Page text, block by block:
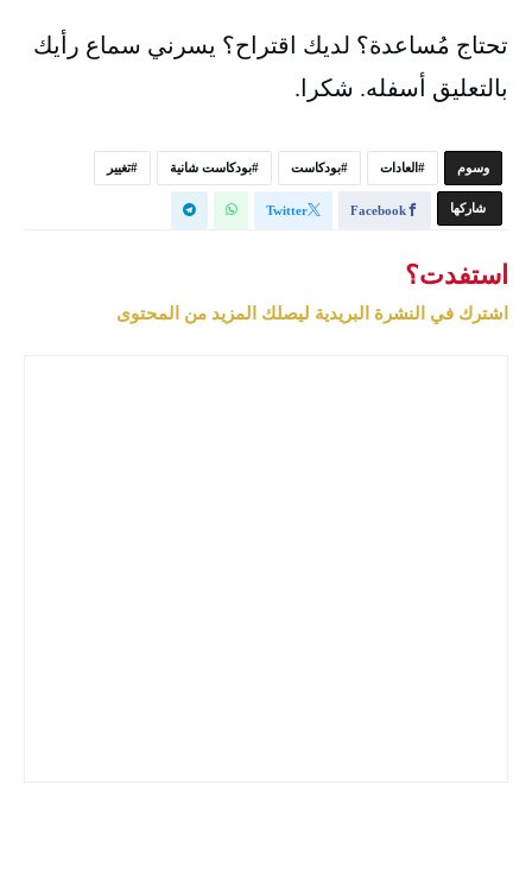
تحتاج مُساعدة؟ لديك اقتراح؟ يسرني سماع رأيك
بالتعليق أسفله. شكرا.
‫‫‫‫وسوم‬ العادات بودكاست بودكاست شانية تغيير
‫‫ شاركها‬ Facebook
Twitter
استفدت؟
اشترك في النشرة البريدية ليصلك المزيد من المحتوى